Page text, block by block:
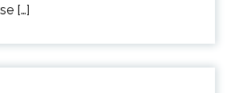
[…]